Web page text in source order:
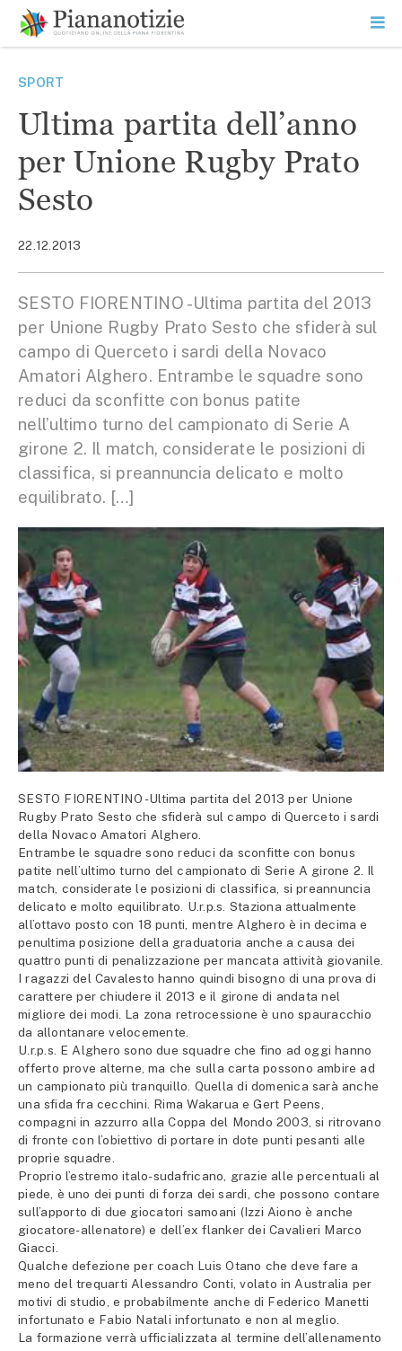
contenuto
SEARCH
SPORT
Ultima partita dell’anno
per Unione Rugby Prato
Sesto
22.12.2013
SESTO FIORENTINO -Ultima partita del 2013
per Unione Rugby Prato Sesto che sfiderà sul
campo di Querceto i sardi della Novaco
Amatori Alghero. Entrambe le squadre sono
reduci da sconfitte con bonus patite
nell’ultimo turno del campionato di Serie A
girone 2. Il match, considerate le posizioni di
classifica, si preannuncia delicato e molto
equilibrato. […]
SESTO FIORENTINO -Ultima partita del 2013 per Unione
Rugby Prato Sesto che sfiderà sul campo di Querceto i sardi
della Novaco Amatori Alghero.
Entrambe le squadre sono reduci da sconfitte con bonus
patite nell’ultimo turno del campionato di Serie A girone 2. Il
match, considerate le posizioni di classifica, si preannuncia
delicato e molto equilibrato. U.r.p.s. Staziona attualmente
all’ottavo posto con 18 punti, mentre Alghero è in decima e
penultima posizione della graduatoria anche a causa dei
quattro punti di penalizzazione per mancata attività giovanile.
I ragazzi del Cavalesto hanno quindi bisogno di una prova di
carattere per chiudere il 2013 e il girone di andata nel
migliore dei modi. La zona retrocessione è uno spauracchio
da allontanare velocemente.
U.r.p.s. E Alghero sono due squadre che fino ad oggi hanno
offerto prove alterne, ma che sulla carta possono ambire ad
un campionato più tranquillo. Quella di domenica sarà anche
una sfida fra cecchini. Rima Wakarua e Gert Peens,
compagni in azzurro alla Coppa del Mondo 2003, si ritrovano
di fronte con l’obiettivo di portare in dote punti pesanti alle
proprie squadre.
Proprio l’estremo italo-sudafricano, grazie alle percentuali al
piede, è uno dei punti di forza dei sardi, che possono contare
sull’apporto di due giocatori samoani (Izzi Aiono è anche
giocatore-allenatore) e dell’ex flanker dei Cavalieri Marco
Giacci.
Qualche defezione per coach Luis Otano che deve fare a
meno del trequarti Alessandro Conti, volato in Australia per
motivi di studio, e probabilmente anche di Federico Manetti
infortunato e Fabio Natali infortunato e non al meglio.
La formazione verrà ufficializzata al termine dell’allenamento